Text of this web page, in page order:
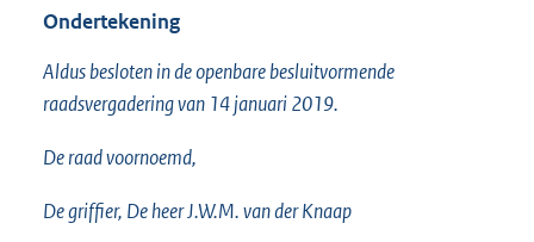
Ondertekening
Aldus besloten in de openbare besluitvormende
raadsvergadering van 14 januari 2019.
De raad voornoemd,
De griffier, De heer J.W.M. van der Knaap